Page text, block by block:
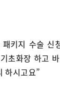
키지 수술 신
초화장 하고
하시고요”